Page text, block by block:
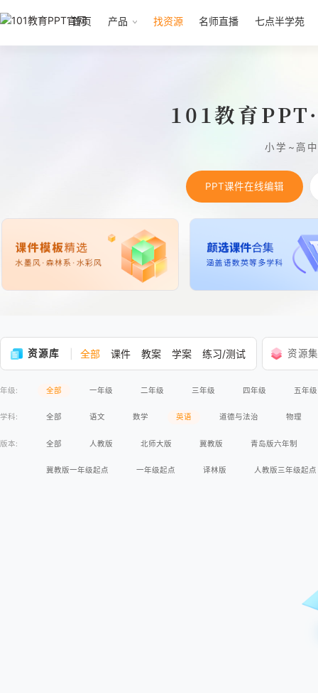
首页 产品 找资源 名师直播 七点半学苑
101教育
小学~高
PPT课件在线编辑
资源库 全部 课件 教案 学案 练习/测试 资源
年级: 全部 一年级 二年级 三年级 四年级 五年级
学科: 全部 语文 数学 英语 道德与法治 物理
版本: 全部 人教版 北师大版 冀教版 青岛版六年制
冀教版一年级起点 一年级起点 译林版 人教版三年级起点